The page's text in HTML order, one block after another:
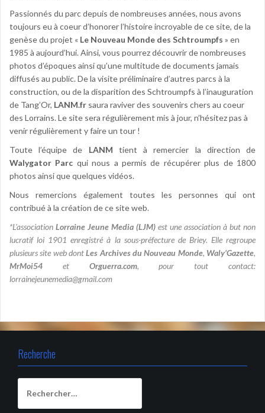
Passionnés du parc depuis de nombreuses années, nous avons
toujours eu à coeur d’honorer l’histoire incroyable de ce site, de la
genèse du projet « Le Nouveau Monde des Schtroumpfs » en
1985 à aujourd’hui. Ainsi, vous pourrez découvrir de nombreuses
photos d’époques ainsi qu’une multitude de documents jamais
diffusés au public. De la visite préliminaire d’autres parcs à la
construction, ou de la disparition des Schtroumpfs à l’inauguration
de Tang’Or, LANM.fr saura raviver des souvenirs chers au coeur
des Lorrains. Le site sera régulièrement mis à jour, n’hésitez pas à
venir régulièrement y faire un tour !
Toute l’équipe de LANM tient à remercier la direction de
Walygator Parc qui nous a permis de récupérer plus de 1800
photos ainsi que quelques vidéos.
Nous remercions également toutes les personnes qui ont
contribué à la création de ce site web.
*L’association Lorraine Jeune Media (LJM) est une association à but non
lucratif loi 1901 enregistré à la sous-préfecture de Briey. Elle regroupe
plusieurs site web dontLes Archives du Nouveau Monde, Waly’Gazette,
MrMoi54 et Orguerra.com, pour tout contact:
lorrainejeunemedia@gmail.com
Recherche